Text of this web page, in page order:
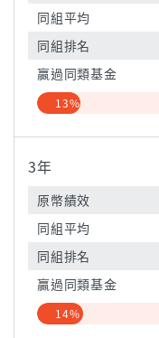
同組平均
同組排名
贏過同類基金
13%
3年
原幣績效
同組平均
同組排名
贏過同類基金
14%